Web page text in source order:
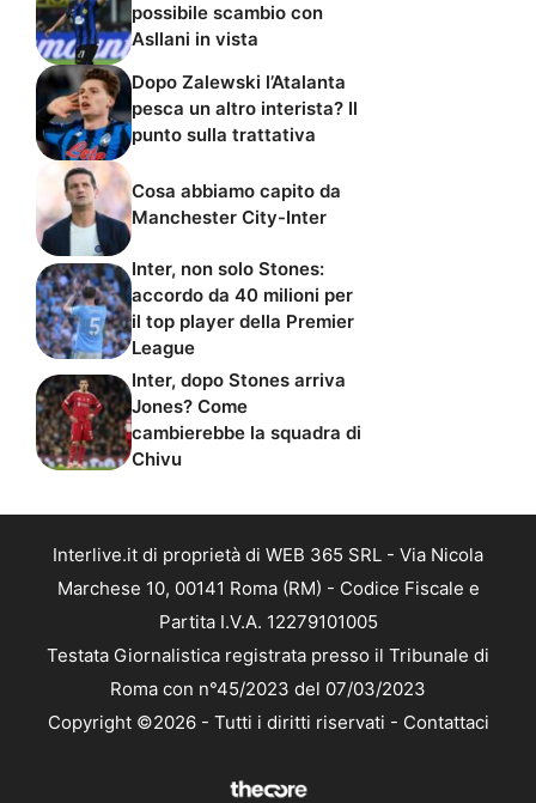
possibile scambio con
Asllani in vista
Dopo Zalewski l’Atalanta
pesca un altro interista? Il
punto sulla trattativa
Cosa abbiamo capito da
Manchester City-Inter
Inter, non solo Stones:
accordo da 40 milioni per
il top player della Premier
League
Inter, dopo Stones arriva
Jones? Come
cambierebbe la squadra di
Chivu
Interlive.it di proprietà di WEB 365 SRL - Via Nicola
Marchese 10, 00141 Roma (RM) - Codice Fiscale e
Partita I.V.A. 12279101005
Testata Giornalistica registrata presso il Tribunale di
Roma con n°45/2023 del 07/03/2023
Copyright ©2026 - Tutti i diritti riservati - Contattaci